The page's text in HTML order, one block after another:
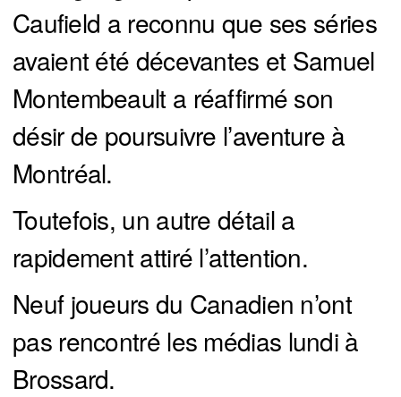
Caufield a reconnu que ses séries
avaient été décevantes et Samuel
Montembeault a réaffirmé son
désir de poursuivre l’aventure à
Montréal.
Toutefois, un autre détail a
rapidement attiré l’attention.
Neuf joueurs du Canadien n’ont
pas rencontré les médias lundi à
Brossard.